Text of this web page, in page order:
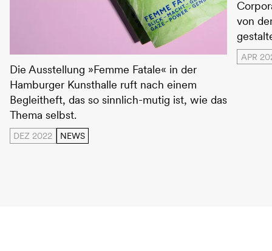
Die Ausstellung »Femme Fatale« in der
Hamburger Kunsthalle ruft nach einem
Begleitheft, das so sinnlich-mutig ist, wie das
Thema selbst.
DEZ 2022 NEWS
von
APR